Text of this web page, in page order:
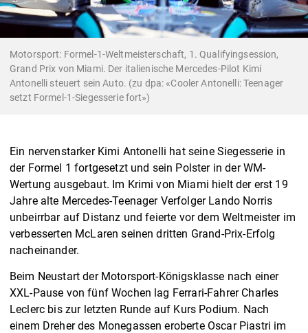
Motorsport: Formel-1-Weltmeisterschaft, 1. Qualifyingsession,
Grand Prix von Miami. Der italienische Mercedes-Pilot Kimi
Antonelli steuert sein Auto. (zu dpa: «Cooler Antonelli: Teenager
setzt Formel-1-Siegesserie fort»)
Ein nervenstarker Kimi Antonelli hat seine Siegesserie in
der Formel 1 fortgesetzt und sein Polster in der WM-
Wertung ausgebaut. Im Krimi von Miami hielt der erst 19
Jahre alte Mercedes-Teenager Verfolger Lando Norris
unbeirrbar auf Distanz und feierte vor dem Weltmeister im
verbesserten McLaren seinen dritten Grand-Prix-Erfolg
nacheinander.
Beim Neustart der Motorsport-Königsklasse nach einer
XXL-Pause von fünf Wochen lag Ferrari-Fahrer Charles
Leclerc bis zur letzten Runde auf Kurs Podium. Nach
einem Dreher des Monegassen eroberte Oscar Piastri im